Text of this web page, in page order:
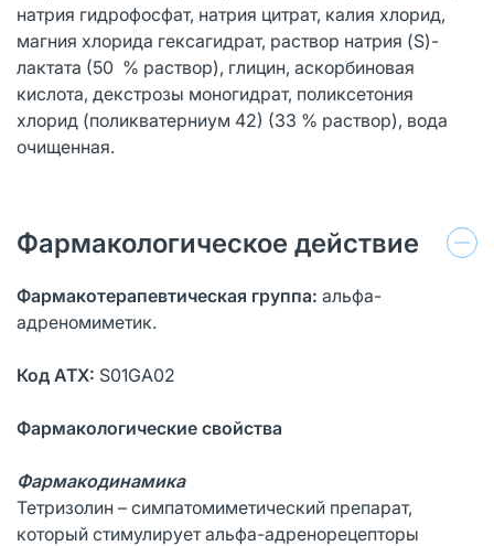
натрия гидрофосфат, натрия цитрат, калия хлорид,
магния хлорида гексагидрат, раствор натрия (S)-
лактата (50 % раствор), глицин, аскорбиновая
кислота, декстрозы моногидрат, поликсетония
хлорид (поликватерниум 42) (33 % раствор), вода
очищенная.
Фармакологическое действие
Фармакотерапевтическая группа: альфа-
адреномиметик.
Код АТХ: S01GA02
Фармакологические свойства
Фармакодинамика
Тетризолин – симпатомиметический препарат,
который стимулирует альфа-адренорецепторы